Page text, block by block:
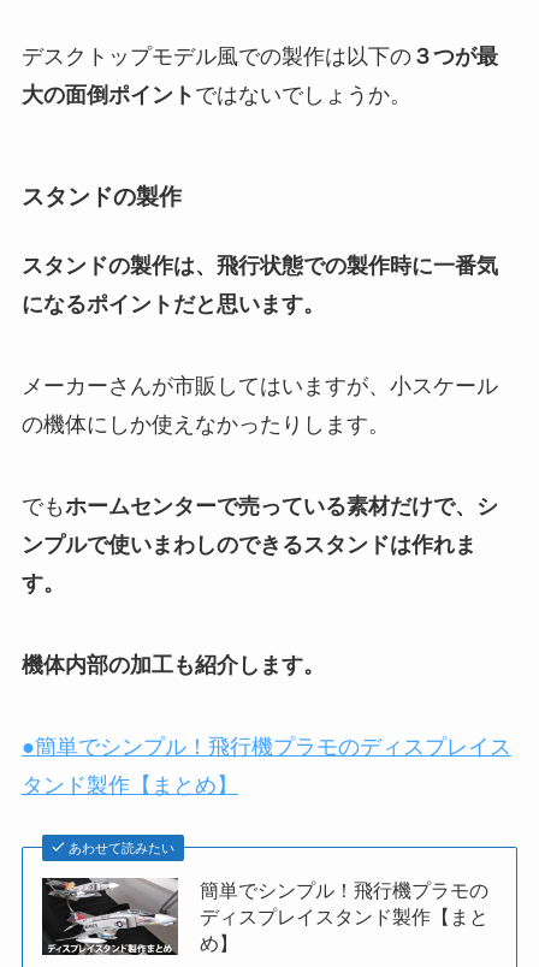
デスクトップモデル風での製作は以下の３つが最
大の面倒ポイント ではないでしょうか。
スタンドの製作
スタンドの製作は、飛行状態での製作時に一番気
になるポイントだと思います。
メーカーさんが市販してはいますが、小スケール
の機体にしか使えなかったりします。
でもホームセンターで売っている素材だけで、シ
ンプルで使いまわしのできるスタンドは作れま
す。
機体内部の加工も紹介します。
●簡単でシンプル！飛行機プラモのディスプレイス
タンド製作【まとめ】
あわせて読みたい
簡単でシンプル！飛行機プラモの
ディスプレイスタンド製作【まと
め】